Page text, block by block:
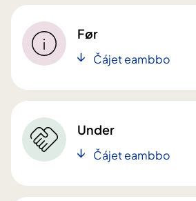
Før
Čájet eambbo
Under
Čájet eambbo